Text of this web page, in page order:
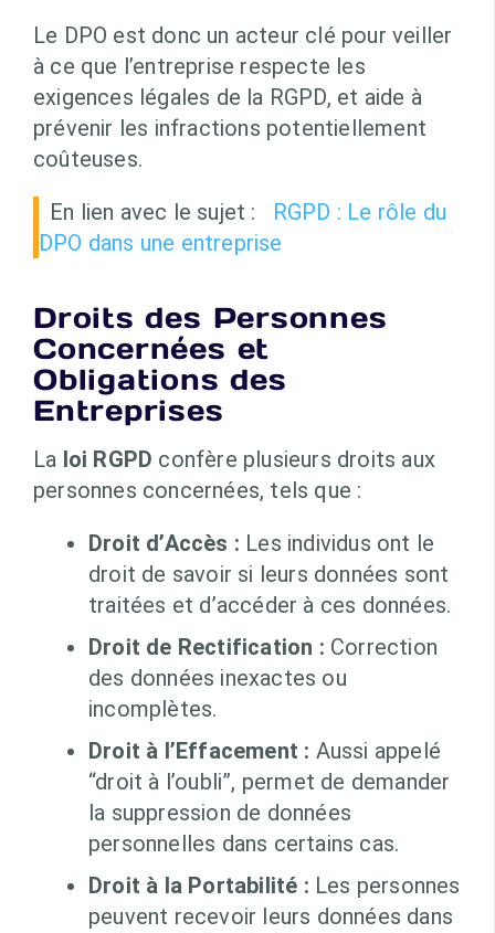
Le DPO est donc un acteur clé pour veiller
à ce que l’entreprise respecte les
exigences légales de la RGPD, et aide à
prévenir les infractions potentiellement
coûteuses.
En lien avec le sujet :
RGPD : Le rôle du
DPO dans une entreprise
Droits des Personnes
Concernées et
Obligations des
Entreprises
La loi RGPD confère plusieurs droits aux
personnes concernées, tels que :
Droit d’Accès : Les individus ont le
droit de savoir si leurs données sont
traitées et d’accéder à ces données.
Droit de Rectification : Correction
des données inexactes ou
incomplètes.
Droit à l’Effacement : Aussi appelé
“droit à l’oubli”, permet de demander
la suppression de données
personnelles dans certains cas.
Droit à la Portabilité : Les personnes
peuvent recevoir leurs données dans